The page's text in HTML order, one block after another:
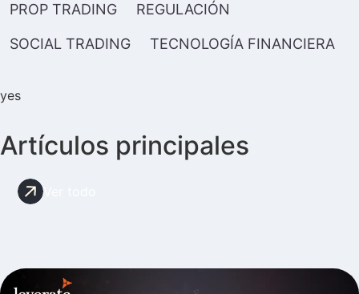
PROP TRADING REGULACIÓN
SOCIAL TRADING TECNOLOGÍA FINANCIERA
yes
Artículos principales